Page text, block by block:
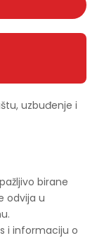
uzbuđenje i
birane
odvija u
i informaciju o